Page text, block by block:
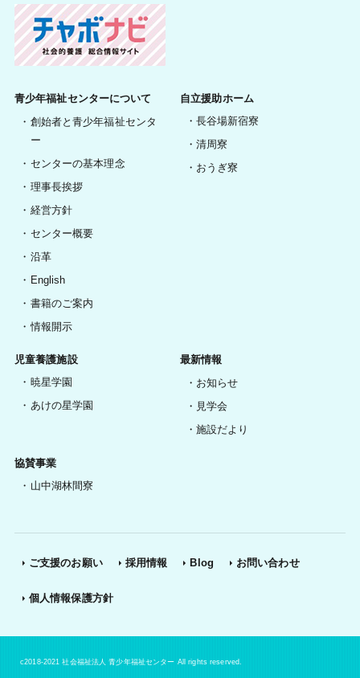
青少年福祉センターについて
創始者と青少年福祉センタ
ー
センターの基本理念
理事長挨拶
経営方針
センター概要
沿革
English
書籍のご案内
情報開示
自立援助ホーム
長谷場新宿寮
清周寮
おうぎ寮
児童養護施設
暁星学園
あけの星学園
最新情報
お知らせ
見学会
施設だより
協賛事業
山中湖林間寮
ご支援のお願い 採用情報 Blog お問い合わせ
個人情報保護方針
c2018-2021 社会福祉法人 青少年福祉センター All rights reserved.